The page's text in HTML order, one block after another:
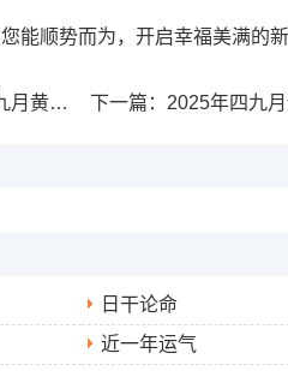
能顺势而为，开启幸福美满的新
有哪些 下一篇： 2025年四九月适合搬
日干论命
近一年运气